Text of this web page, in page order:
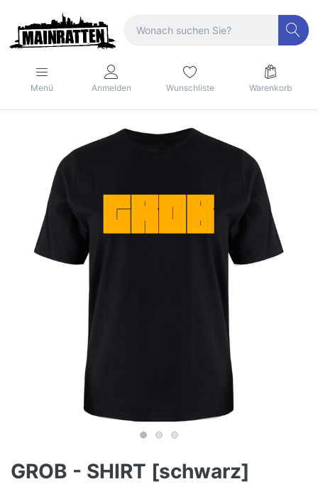
Menü Anmelden Wunschliste Warenkorb
GROB - SHIRT [schwarz]